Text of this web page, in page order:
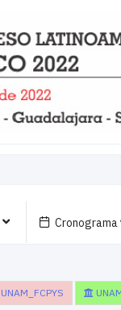
Cronograma
UNAM_FCPYS